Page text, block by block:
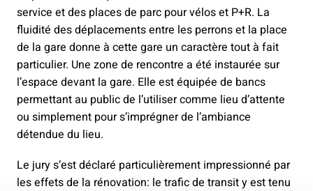
service et des places de parc pour vélos et P+R. La
fluidité des déplacements entre les perrons et la place
de la gare donne à cette gare un caractère tout à fait
particulier. Une zone de rencontre a été instaurée sur
l’espace devant la gare. Elle est équipée de bancs
permettant au public de l’utiliser comme lieu d’attente
ou simplement pour s’imprégner de l’ambiance
détendue du lieu.
Le jury s’est déclaré particulièrement impressionné par
les effets de la rénovation: le trafic de transit y est tenu